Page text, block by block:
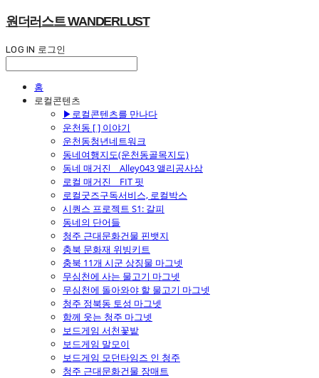
원더러스트 WANDERLUST
LOG IN 로그인
홈
로컬콘텐츠
▶로컬콘텐츠를 만나다
운천동 [ ] 이야기
운천동청년네트워크
동네여행지도(운천동골목지도)
동네 매거진 _ Alley043 앨리공사삼
로컬 매거진 _ FIT 핏
로컬굿즈구독서비스, 로컬박스
시퀀스 프로젝트 S1: 갈피
동네의 단어들
청주 근대문화건물 핀뱃지
충북 문화재 위빙키트
충북 11개 시군 상징물 마그넷
무심천에 사는 물고기 마그넷
무심천에 돌아와야 할 물고기 마그넷
청주 정북동 토성 마그넷
함께 웃는 청주 마그넷
보드게임 서천꽃밭
보드게임 말모이
보드게임 모던타임즈 인 청주
청주 근대문화건물 장매트